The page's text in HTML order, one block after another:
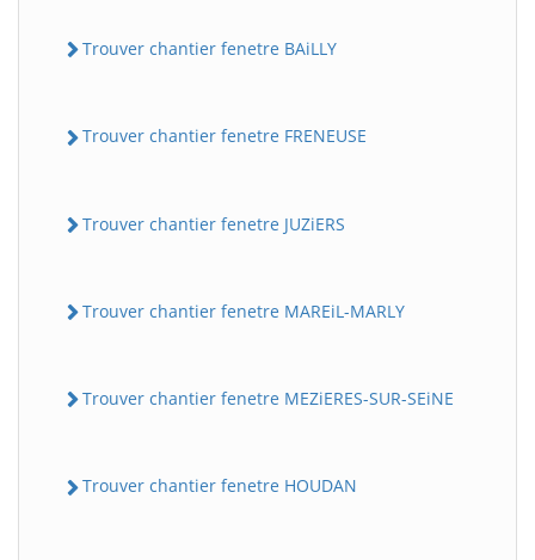
Trouver chantier fenetre BAiLLY
Trouver chantier fenetre FRENEUSE
Trouver chantier fenetre JUZiERS
Trouver chantier fenetre MAREiL-MARLY
Trouver chantier fenetre MEZiERES-SUR-SEiNE
Trouver chantier fenetre HOUDAN